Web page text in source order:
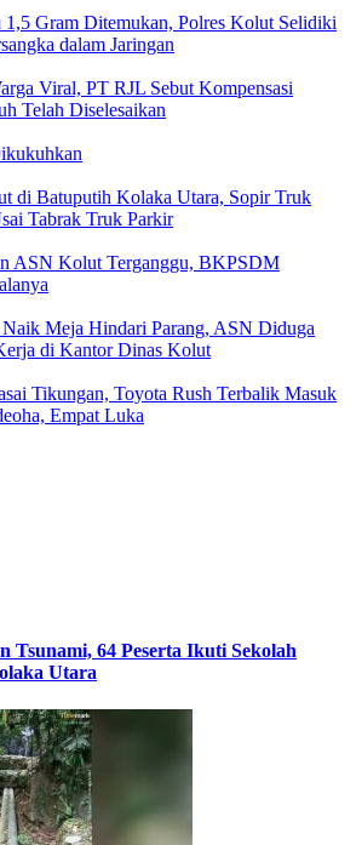
1,5 Gram Ditemukan, Polres Kolut Selidiki
dalam Jaringan
Viral, PT RJL Sebut Kompensasi
Telah Diselesaikan
di Batuputih Kolaka Utara, Sopir Truk
Tabrak Truk Parkir
ASN Kolut Terganggu, BKPSDM
Meja Hindari Parang, ASN Diduga
di Kantor Dinas Kolut
Tikungan, Toyota Rush Terbalik Masuk
Empat Luka
Tsunami, 64 Peserta Ikuti Sekolah
Utara